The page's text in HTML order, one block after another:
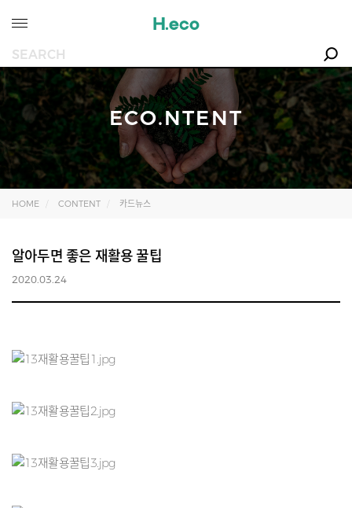
ECO.NTENT
HOME CONTENT 카드뉴스
알아두면 좋은 재활용 꿀팁
2020.03.24